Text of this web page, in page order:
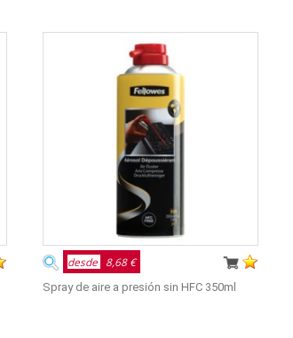
desde 8,68 €
Spray de aire a presión sin HFC 350ml